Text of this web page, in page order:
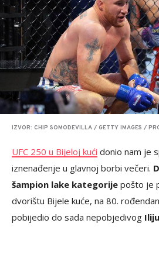
IZVOR: CHIP SOMODEVILLA / GETTY IMAGES /
UFC 250 u Bijeloj kući donio nam je
iznenađenje u glavnoj borbi večeri.
šampion lake kategorije pošto je
dvorištu Bijele kuće, na 80.
pobijedio do sada nepobjedivog